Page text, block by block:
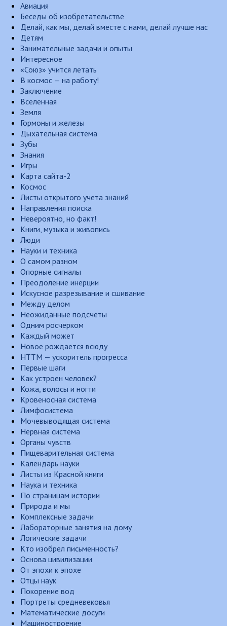
Авиация
Беседы об изобретательстве
Делай, как мы, делай вместе с нами, делай лучше нас
Детям
Занимательные задачи и опыты
Интересное
«Союз» учится летать
В космос — на работу!
Заключение
Вселенная
Земля
Гормоны и железы
Дыхательная система
Зубы
Знания
Игры
Карта сайта-2
Космос
Листы открытого учета знаний
Направления поиска
Невероятно, но факт!
Книги, музыка и живопись
Люди
Науки и техника
О самом разном
Опорные сигналы
Преодоление инерции
Искусное разрезывание и сшивание
Между делом
Неожиданные подсчеты
Одним росчерком
Каждый может
Новое рождается всюду
НТТМ — ускоритель прогресса
Первые шаги
Как устроен человек?
Кожа, волосы и ногти
Кровеносная система
Лимфосистема
Мочевыводящая система
Нервная система
Органы чувств
Пищеварительная система
Календарь науки
Листы из Красной книги
Наука и техника
По страницам истории
Природа и мы
Комплексные задачи
Лабораторные занятия на дому
Логические задачи
Кто изобрел письменность?
Основа цивилизации
От эпохи к эпохе
Отцы наук
Покорение вод
Портреты средневековья
Математические досуги
Машиностроение